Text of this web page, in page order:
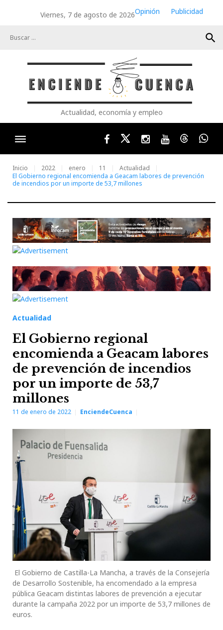
Viernes, 7 de agosto de 2026Opinión
Publicidad
search
Actualidad, economía y empleo
FacebookTwitterInstagram
YoutubeThreads
Inicio 2022 enero 11
Actualidad
El Gobierno regional encomienda a Geacam labores de prevención
de incendios por un importe de 53,7 millones
Actualidad
El Gobierno regional
encomienda a Geacam labores
de prevención de incendios
por un importe de 53,7
millones
11 de enero de 2022 EnciendeCuenca
El Gobierno de Castilla-La Mancha, a través de la Consejería
de Desarrollo Sostenible, ha encomendado a la empresa
pública Geacam distintas labores de prevención a ejecutar
durante la campaña 2022 por un importe de 53,7 millones de
euros.